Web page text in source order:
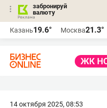
забронируй
валюту
Казань19.6° Москва21.3°
14 октября 2025, 08:53